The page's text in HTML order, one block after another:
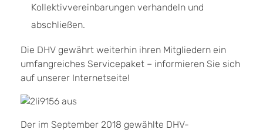
Kollektivvereinbarungen verhandeln und
abschließen.
Die DHV gewährt weiterhin ihren Mitgliedern ein
umfangreiches Servicepaket – informieren Sie sich
auf unserer Internetseite!
Der im September 2018 gewählte DHV-